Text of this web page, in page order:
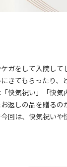
ガをして入院して
きてもらったり、
快気祝い」「快気
返しの品を贈るの
回は、快気祝いや